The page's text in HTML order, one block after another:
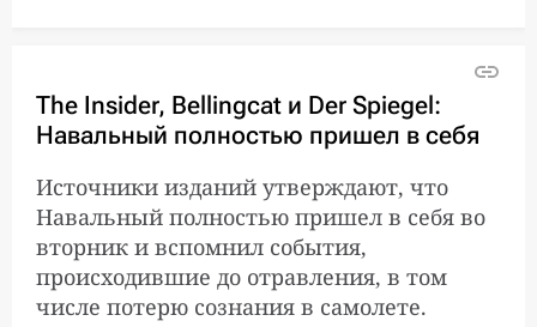
криминала в ситуации с
отравлением Алексея
Навального
10:52:00
Генсек НАТО: нет
Навальный был отравлен
веществом из группы
The Insider, Bellingcat и Der Spiegel:
Навальный полностью пришел в себя
Источники изданий утверждают, что
Навальный полностью пришел в себя во
вторник и вспомнил события,
происходившие до отравления, в том
числе потерю сознания в самолете.